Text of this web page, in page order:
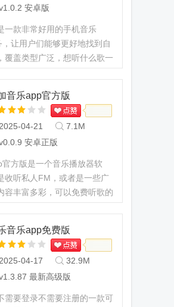
安卓版
一款非常好用的手机音乐
让用户们能够更好地找到自
覆盖类型广泛，想听什么歌一
部...
音乐app官方版
2025-04-21
7.1M
安卓正版
官方版是一个音乐播放器软
收听私人FM，或者是一些广
容丰富多彩，可以免费听歌的
音乐app免费版
2025-04-17
32.9M
最新高级版
需要登录不需要注册的一款可